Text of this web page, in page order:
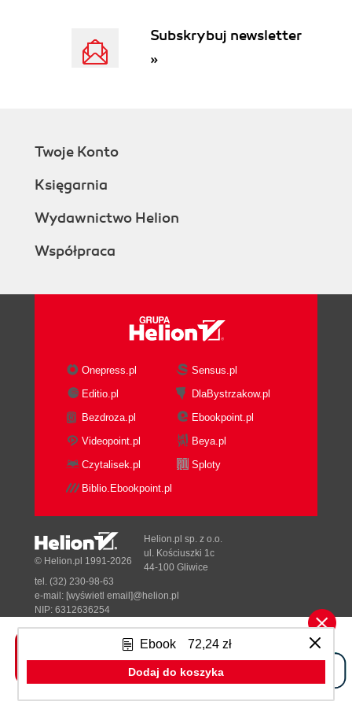
BCM Labeling
Label Your Own GPIO Pins
Serial Peripheral Interface Bus (SPI)
Minicom
Weird Noise (or Missing Signal) on the
Serial Connection?
Hack 17. Add a Reset Button
Hack 19. Test Your Might (in Volts)
Hack 20. Add Additional Memory with Swap
2. Hacking Linux for the Raspberry Pi
Hack 21. Build a Cross-Compiler Toolchain
Configure crosstool-ng
Add crosstool-ng to Your PATH
Configure the Cross-Compiler
Paths and Misc Options
Target Options
Toolchain Options
Binary Utilities Options
C Compiler Options
C-library Options
Begin the Build
Ebook 72,24 zł
Dodaj do koszyka
Subskrybuj newsletter
»
Twoje Konto
Księgarnia
Wydawnictwo Helion
Współpraca
Onepress.pl
Sensus.pl
Editio.pl
DlaBystrzakow.pl
Bezdroza.pl
Ebookpoint.pl
Videopoint.pl
Beya.pl
Czytalisek.pl
Sploty
Biblio.Ebookpoint.pl
Tonik.pl
© Helion.pl 1991-2026
Helion.pl sp. z o.o.
ul. Kościuszki 1c
44-100 Gliwice
tel. (32) 230-98-63
e-mail: [wyświetl email]@helion.pl
NIP: 6312636254